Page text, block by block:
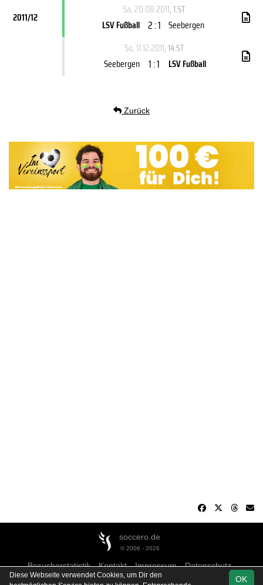
2011/12
Sa, 20.08.2011, 1.ST
LSV Fußball 2 : 1 Seebergen
So, 11.12.2011, 14.ST
Seebergen 1 : 1 LSV Fußball
Zurück
soccero.de
© 2006 - 2026
Besucherstatistik Kontakt Impressum
Datenschutz
OK
Diese Webseite verwendet Cookies, um Dir den